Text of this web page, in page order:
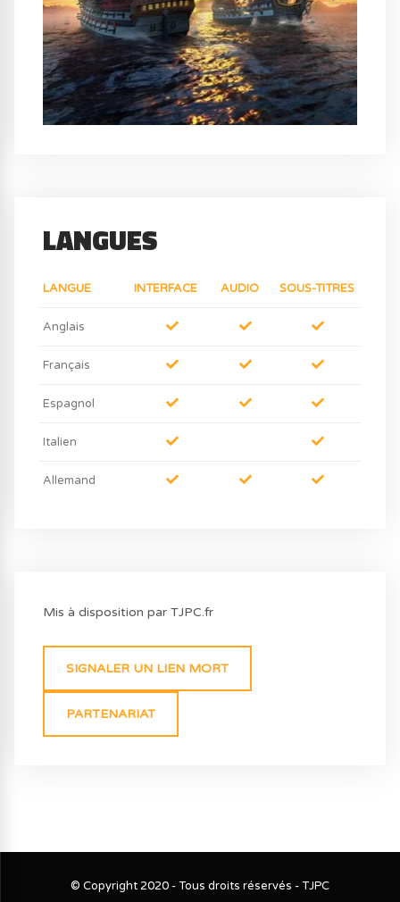
LANGUES
LANGUE INTERFACE AUDIO SOUS-TITRES
Anglais
Français
Espagnol
Italien
Allemand
Mis à disposition par TJPC.fr
SIGNALER UN LIEN MORT
PARTENARIAT
© Copyright 2020 - Tous droits réservés - TJPC